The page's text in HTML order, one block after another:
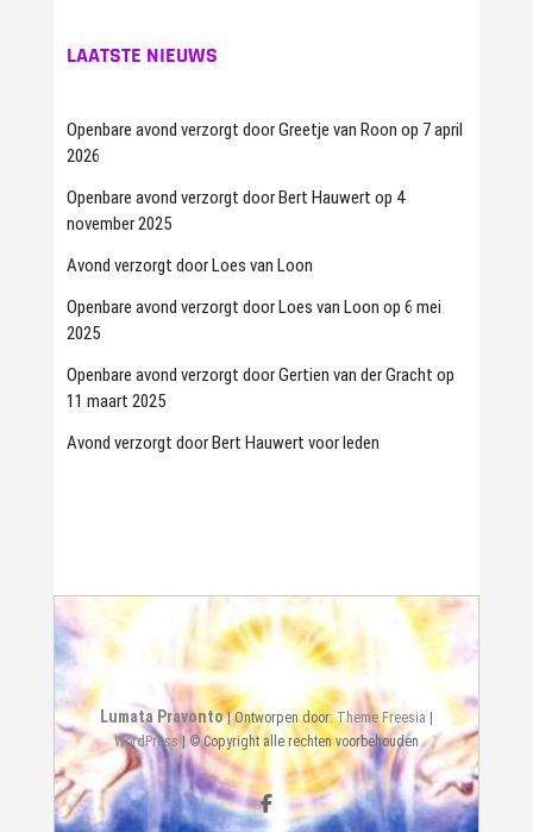
LAATSTE NIEUWS
Openbare avond verzorgt door Greetje van Roon op 7 april
2026
Openbare avond verzorgt door Bert Hauwert op 4
november 2025
Avond verzorgt door Loes van Loon
Openbare avond verzorgt door Loes van Loon op 6 mei
2025
Openbare avond verzorgt door Gertien van der Gracht op
11 maart 2025
Avond verzorgt door Bert Hauwert voor leden
Lumata Pravonto| Ontworpen door:Theme Freesia
WordPress| © Copyright alle rechten voorbehouden
Facebook